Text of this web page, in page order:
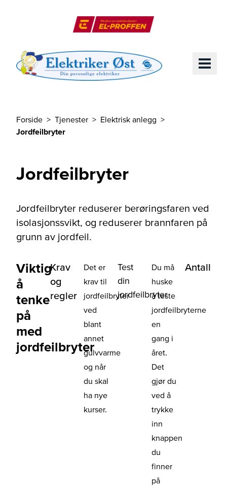
Du er her
Forside Tjenester
Elektrisk anlegg
Jordfeilbryter
Jordfeilbryter
Jordfeilbryter reduserer berøringsfaren ved
isolasjonssvikt, og reduserer brannfaren på
grunn av jordfeil.
Viktig
å
tenke
på
med
jordfeilbryter
Krav
og
regler
Det er
krav til
jordfeilbryter
ved
blant
annet
gulvvarme
og når
du skal
ha nye
kurser.
Test
din
jordfeilbryter
Du må
huske
å teste
jordfeilbryterne
en
gang i
året.
Det
gjør du
ved å
trykke
inn
knappen
du
finner
på
Antall